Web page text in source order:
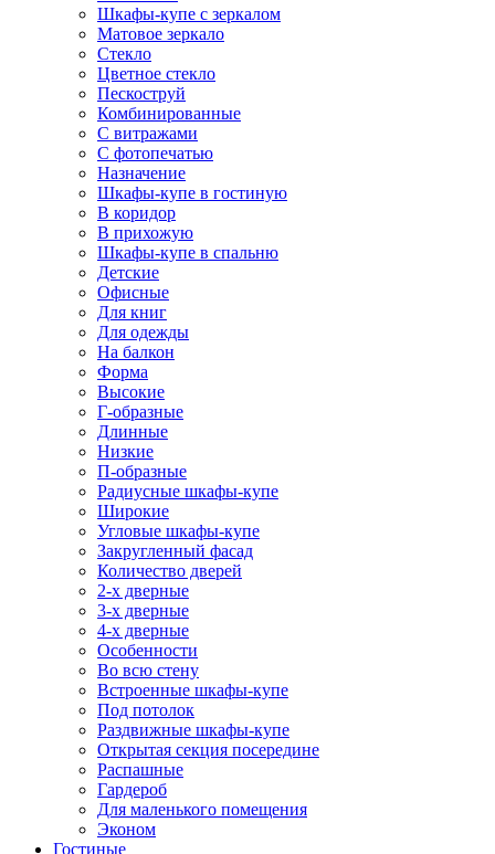
Шкафы-купе с зеркалом
Матовое зеркало
Стекло
Цветное стекло
Пескоструй
Комбинированные
С витражами
С фотопечатью
Назначение
Шкафы-купе в гостиную
В коридор
В прихожую
Шкафы-купе в спальню
Детские
Офисные
Для книг
Для одежды
На балкон
Форма
Высокие
Г-образные
Длинные
Низкие
П-образные
Радиусные шкафы-купе
Широкие
Угловые шкафы-купе
Закругленный фасад
Количество дверей
2-х дверные
3-х дверные
4-х дверные
Особенности
Во всю стену
Встроенные шкафы-купе
Под потолок
Раздвижные шкафы-купе
Открытая секция посередине
Распашные
Гардероб
Для маленького помещения
Эконом
Гостиные